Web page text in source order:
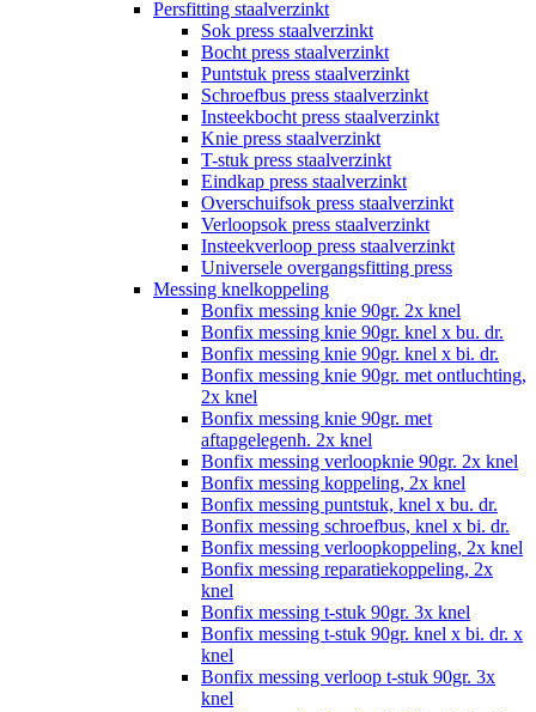
Persfitting staalverzinkt
Sok press staalverzinkt
Bocht press staalverzinkt
Puntstuk press staalverzinkt
Schroefbus press staalverzinkt
Insteekbocht press staalverzinkt
Knie press staalverzinkt
T-stuk press staalverzinkt
Eindkap press staalverzinkt
Overschuifsok press staalverzinkt
Verloopsok press staalverzinkt
Insteekverloop press staalverzinkt
Universele overgangsfitting press
Messing knelkoppeling
Bonfix messing knie 90gr. 2x knel
Bonfix messing knie 90gr. knel x bu. dr.
Bonfix messing knie 90gr. knel x bi. dr.
Bonfix messing knie 90gr. met ontluchting,
2x knel
Bonfix messing knie 90gr. met
aftapgelegenh. 2x knel
Bonfix messing verloopknie 90gr. 2x knel
Bonfix messing koppeling, 2x knel
Bonfix messing puntstuk, knel x bu. dr.
Bonfix messing schroefbus, knel x bi. dr.
Bonfix messing verloopkoppeling, 2x knel
Bonfix messing reparatiekoppeling, 2x
knel
Bonfix messing t-stuk 90gr. 3x knel
Bonfix messing t-stuk 90gr. knel x bi. dr. x
knel
Bonfix messing verloop t-stuk 90gr. 3x
knel